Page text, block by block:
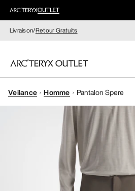
Livraison/Retour Gratuits
FEMME
Veilance Homme Pantalon Spere